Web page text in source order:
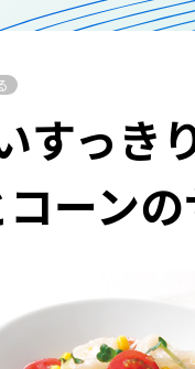
すっき
ーン